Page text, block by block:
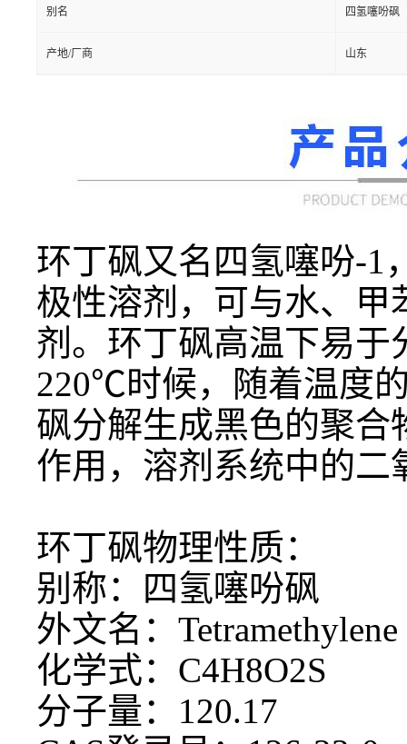
别名 四氢噻吩砜
产地/厂商 山东
环丁砜又名四氢噻吩-1
极性溶剂，可与水、
剂。环丁砜高温下易
220℃时候，随着温度
砜分解生成黑色的聚
作用，溶剂系统中的
环丁砜物理性质：
别称：四氢噻吩砜
外文名：
化学式： C4H8O2S
分子量： 120.17